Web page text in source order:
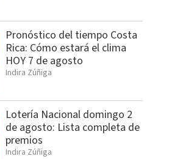
Pronóstico del tiempo Costa
Rica: Cómo estará el clima
HOY 7 de agosto
Indira Zúñiga
Lotería Nacional domingo 2
de agosto: Lista completa de
premios
Indira Zúñiga